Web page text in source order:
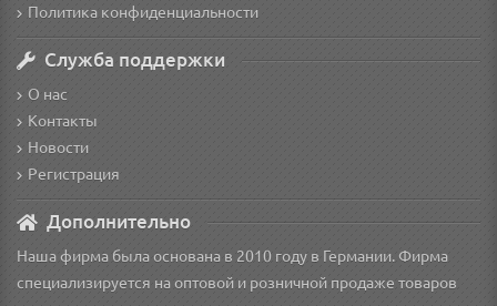
Политика конфиденциальности
Служба поддержки
О нас
Контакты
Новости
Регистрация
Дополнительно
Наша фирма была основана в 2010 году в Германии. Фирма
специализируется на оптовой и розничной продаже товаров